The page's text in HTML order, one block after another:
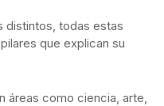
distintos, todas estas
que explican su
áreas como ciencia, arte,